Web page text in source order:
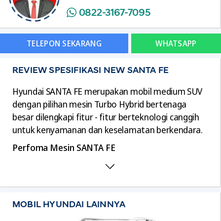
0822-3167-7095
TELEPON SEKARANG WHATSAPP
REVIEW SPESIFIKASI NEW SANTA FE
Hyundai SANTA FE merupakan mobil medium SUV
dengan pilihan mesin Turbo Hybrid bertenaga
besar dilengkapi fitur - fitur berteknologi canggih
untuk kenyamanan dan keselamatan berkendara.
Perfoma Mesin SANTA FE
Power 194 ps / 6100 rpm
MOBIL HYUNDAI LAINNYA